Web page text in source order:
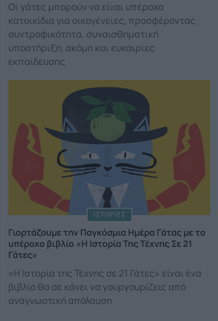
Οι γάτες μπορούν να είναι υπέροχα
κατοικίδια για οικογένειες, προσφέροντας
συντροφικότητα, συναισθηματική
υποστήριξη, ακόμη και ευκαιρίες
εκπαίδευσης
ΙΣΤΟΡΙΕΣ
Γιορτάζουμε την Παγκόσμια Ημέρα Γάτας με το
υπέροχο βιβλίο «H Ιστορία Της Τέχνης Σε 21
Γάτες»
«Η Ιστορία της Τέχνης σε 21 Γάτες» είναι ένα
βιβλίο θα σε κάνει να γουργουρίζεις από
αναγνωστική απόλαυση